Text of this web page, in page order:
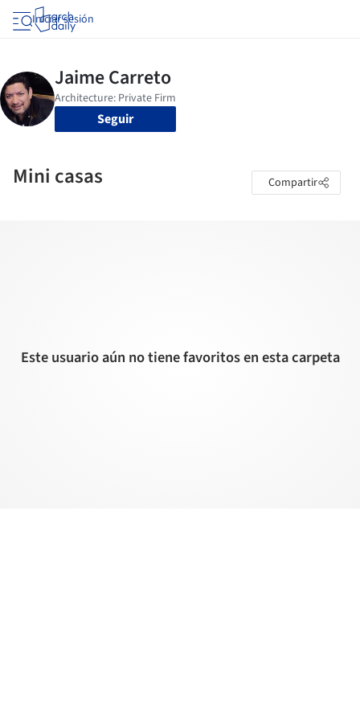
Iniciar sesión
Seguir
Mini casas Compartir
Este usuario aún no tiene favoritos en esta carpeta